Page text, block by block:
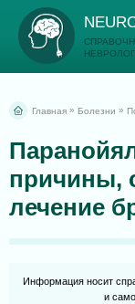
Главная » Болезни »
причины,
лечение
Информация носит
и